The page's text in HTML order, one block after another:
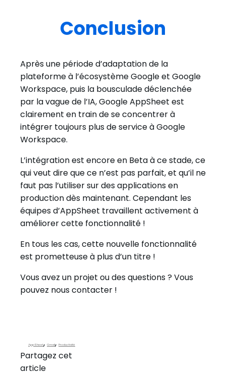
Conclusion
Après une période d’adaptation de la
plateforme à l’écosystème Google et Google
Workspace, puis la bousculade déclenchée
par la vague de l’IA, Google AppSheet est
clairement en train de se concentrer à
intégrer toujours plus de service à Google
Workspace.
L’intégration est encore en Beta à ce stade, ce
qui veut dire que ce n’est pas parfait, et qu’il ne
faut pas l’utiliser sur des applications en
production dès maintenant. Cependant les
équipes d’AppSheet travaillent activement à
améliorer cette fonctionnalité !
En tous les cas, cette nouvelle fonctionnalité
est prometteuse à plus d’un titre !
Vous avez un projet ou des questions ? Vous
pouvez nous contacter !
AppSheet, Gmail, Productivité
Partagez cet
article